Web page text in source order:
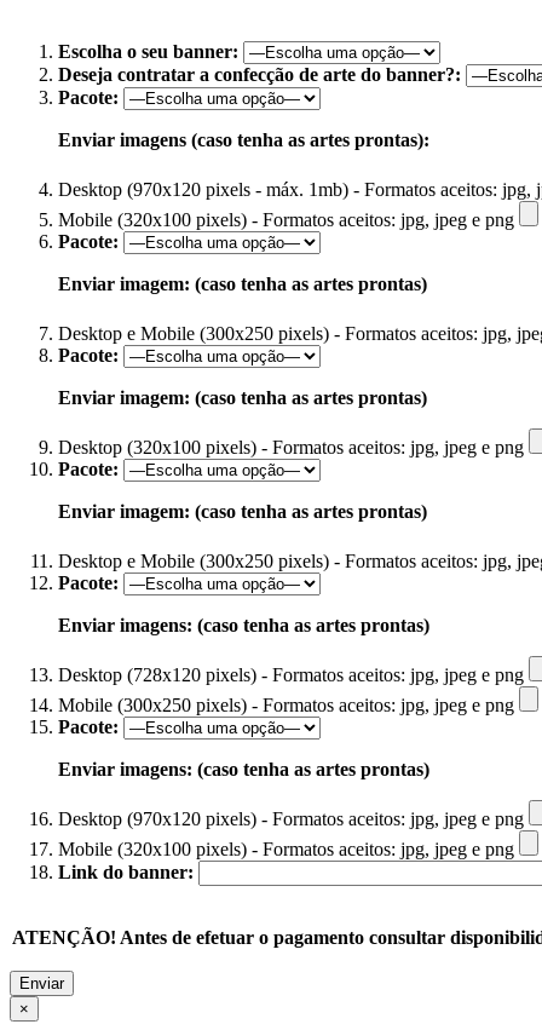
Escolha o seu banner:
Deseja contratar a confecção de arte do banner?:
Pacote:
Enviar imagens (caso tenha as artes prontas):
Desktop (970x120 pixels - máx. 1mb) - Formatos aceitos: jpg,
Mobile (320x100 pixels) - Formatos aceitos: jpg, jpeg e png
Pacote:
Enviar imagem: (caso tenha as artes prontas)
Desktop e Mobile (300x250 pixels) - Formatos aceitos: jpg,
Pacote:
Enviar imagem: (caso tenha as artes prontas)
Desktop (320x100 pixels) - Formatos aceitos: jpg, jpeg e png
Pacote:
Enviar imagem: (caso tenha as artes prontas)
Desktop e Mobile (300x250 pixels) - Formatos aceitos: jpg,
Pacote:
Enviar imagens: (caso tenha as artes prontas)
Desktop (728x120 pixels) - Formatos aceitos: jpg, jpeg e png
Mobile (300x250 pixels) - Formatos aceitos: jpg, jpeg e png
Pacote:
Enviar imagens: (caso tenha as artes prontas)
Desktop (970x120 pixels) - Formatos aceitos: jpg, jpeg e png
Mobile (320x100 pixels) - Formatos aceitos: jpg, jpeg e png
Link do banner:
ATENÇÃO! Antes de efetuar o pagamento consultar
×